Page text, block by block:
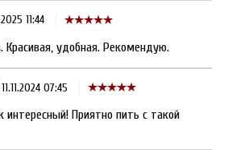
11:44
Красивая, удобная. Рекомендую.
11.11.2024 07:45
интересный! Приятно пить с такой